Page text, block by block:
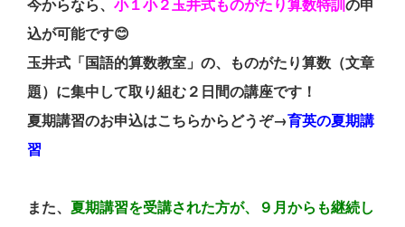
込が可能です😊
玉井式「国語的算数教室」の、ものがたり算数（文章
題）に集中して取り組む２日間の講座です！
夏期講習のお申込はこちらからどうぞ→育英の夏期講
習
また、 夏期講習を受講された方が、９月からも継続し